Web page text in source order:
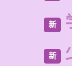
新
新